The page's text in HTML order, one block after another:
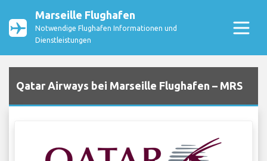
Marseille Flughafen
Notwendige Flughafen Informationen und
Dienstleistungen
Qatar Airways bei Marseille Flughafen – MRS